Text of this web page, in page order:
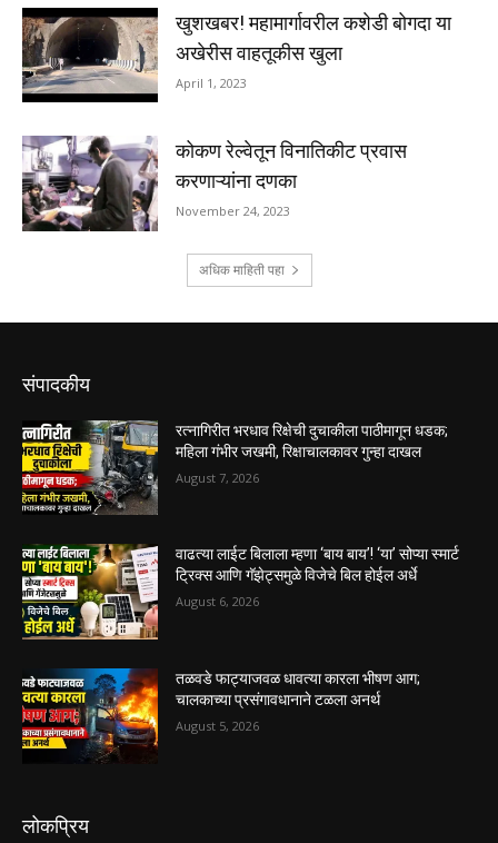
संपादकीय
रत्नागिरीत भरधाव रिक्षेची दुचाकीला पाठीमागून धडक;
महिला गंभीर जखमी, रिक्षाचालकावर गुन्हा दाखल
August 7, 2026
वाढत्या लाईट बिलाला म्हणा ‘बाय बाय’! ‘या’ सोप्या स्मार्ट
ट्रिक्स आणि गॅझेट्समुळे विजेचे बिल होईल अर्धे
August 6, 2026
तळवडे फाट्याजवळ धावत्या कारला भीषण आग;
चालकाच्या प्रसंगावधानाने टळला अनर्थ
August 5, 2026
लोकप्रिय